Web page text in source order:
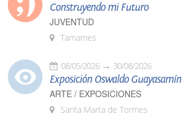
Construyendo mi Futuro
JUVENTUD
Tamames
08/05/2026 30/08/2026
Exposición Oswaldo Guayasamín
ARTE / EXPOSICIONES
Santa Marta de Tormes